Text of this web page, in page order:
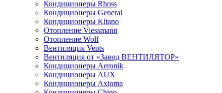
Кондиционеры Rhoss
Кондиционеры General
Кондиционеры Kitano
Отопление Viessmann
Отопление Wolf
Вентиляция Vents
Вентиляция от «Завод ВЕНТИЛЯТОР»
Кондиционеры Aeronik
Кондиционеры AUX
Кондиционеры Axioma